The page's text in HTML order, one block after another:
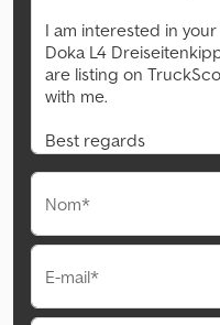
Nom*
E-mail*